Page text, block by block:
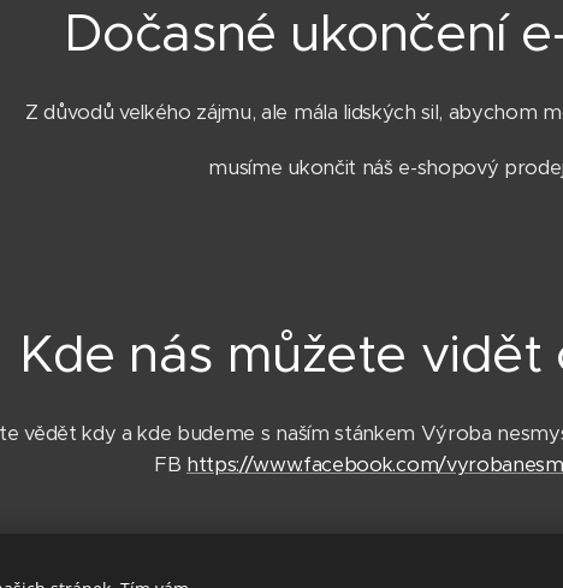
Dočasné ukončení
Z důvodů velkého zájmu, ale mála lidských sil, abychom
musíme ukončit náš e-shopový
Kde nás můžete vidět
vědět kdy a kde budeme s naším stánkem Výroba
FB https://www.facebook.com/